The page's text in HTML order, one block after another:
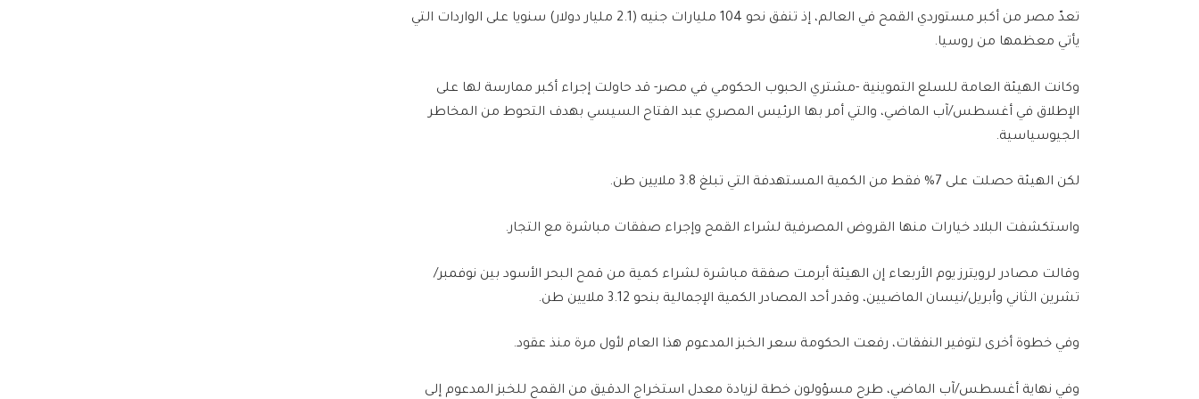
تعدّ مصر من أكبر مستوردي القمح في العالم، إذ تنفق نحو 104 مليارات جنيه (2.1 مليار دولار) سنويا على الواردات التي
يأتي معظمها من روسيا.
وكانت الهيئة العامة للسلع التموينية -مشتري الحبوب الحكومي في مصر- قد حاولت إجراء أكبر ممارسة لها على
الإطلاق في أغسطس/آب الماضي، والتي أمر بها الرئيس المصري عبد الفتاح السيسي بهدف التحوط من المخاطر
الجيوسياسية.
لكن الهيئة حصلت على 7% فقط من الكمية المستهدفة التي تبلغ 3.8 ملايين طن.
واستكشفت البلاد خيارات منها القروض المصرفية لشراء القمح وإجراء صفقات مباشرة مع التجار.
وقالت مصادر لرويترز يوم الأربعاء إن الهيئة أبرمت صفقة مباشرة لشراء كمية من قمح البحر الأسود بين نوفمبر/
تشرين الثاني وأبريل/نيسان الماضيين، وقدر أحد المصادر الكمية الإجمالية بنحو 3.12 ملايين طن.
وفي خطوة أخرى لتوفير النفقات، رفعت الحكومة سعر الخبز المدعوم هذا العام لأول مرة منذ عقود.
وفي نهاية أغسطس/آب الماضي، طرح مسؤولون خطة لزيادة معدل استخراج الدقيق من القمح للخبز المدعوم إلى